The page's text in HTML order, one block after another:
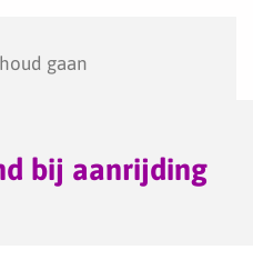
gaan
bij aanrijding